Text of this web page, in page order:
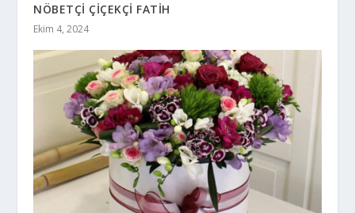
NÖBETÇİ ÇİÇEKÇİ FATİH
Ekim 4, 2024